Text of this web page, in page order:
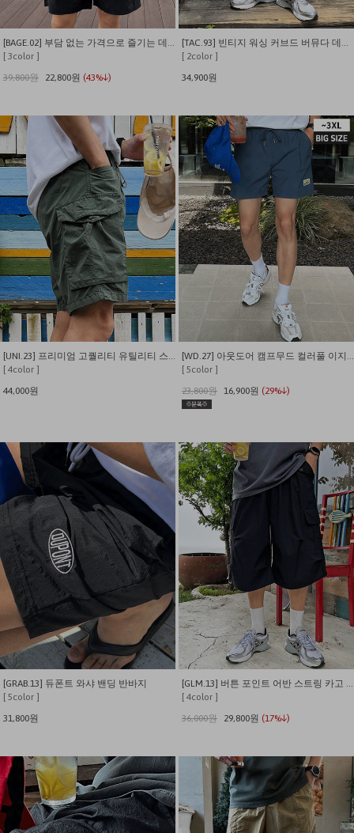
[BAGE.02] 부담 없는 가격으로 즐기는 데일리 나일론 셋업.
[ 3color ]
39,800원
22,800원 (43%↓)
[TAC.93] 빈티지 워싱 커브드 버뮤다 데님 팬츠
[ 2color ]
34,900원
[UNI.23] 프리미엄 고퀄리티 유틸리티 스톤워싱 카고 반바지
[ 4color ]
44,000원
[WD.27] 아웃도어 캠프무드 컬러풀 이지 쇼츠
[ 5color ]
23,800원 16,900원 (29%↓)
[GRAB.13] 듀폰트 와샤 밴딩 반바지
[ 5color ]
31,800원
[ 4color ]
36,000원
29,800원 (17%↓)